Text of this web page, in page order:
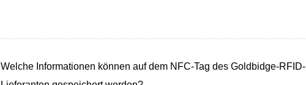
Welche Informationen können auf dem NFC-Tag des Goldbidge-RFID-